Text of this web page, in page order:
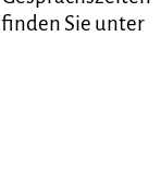
Sie unter